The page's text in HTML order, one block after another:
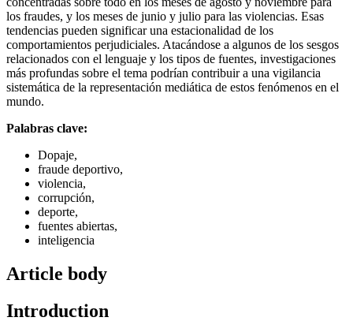
los fraudes, y los meses de junio y julio para las violencias. Esas
tendencias pueden significar una estacionalidad de los
comportamientos perjudiciales. Atacándose a algunos de los sesgos
relacionados con el lenguaje y los tipos de fuentes, investigaciones
más profundas sobre el tema podrían contribuir a una vigilancia
sistemática de la representación mediática de estos fenómenos en el
mundo.
Palabras clave:
Dopaje,
fraude deportivo,
violencia,
corrupción,
deporte,
fuentes abiertas,
inteligencia
Article body
Introduction